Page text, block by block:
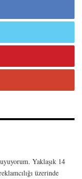
Yaklaşık 14
üzerinde